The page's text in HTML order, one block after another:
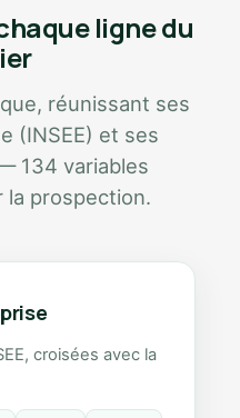
ligne du
réunissant ses
(INSEE) et ses
134 variables
la prospection.
croisées avec la